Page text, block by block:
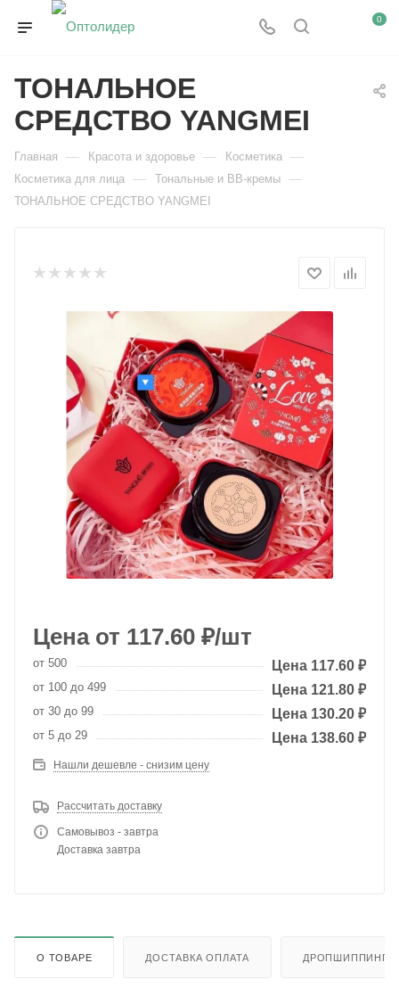
0
ТОНАЛЬНОЕ
СРЕДСТВО YANGMEI
Главная — Красота и здоровье — Косметика —
Косметика для лица — Тональные и BB-кремы —
ТОНАЛЬНОЕ СРЕДСТВО YANGMEI
от 117.60 ₽/шт
от 500 117.60 ₽
от 100 до 499 121.80 ₽
от 30 до 99 130.20 ₽
от 5 до 29 138.60 ₽
Нашли дешевле - снизим цену
Рассчитать доставку
Самовывоз - завтра
Доставка завтра
О ТОВАРЕ ДОСТАВКА ОПЛАТА ДРОПШИППИНГ